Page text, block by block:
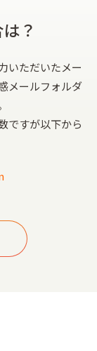
？
いただいたメー
メールフォルダ
ですが以下から